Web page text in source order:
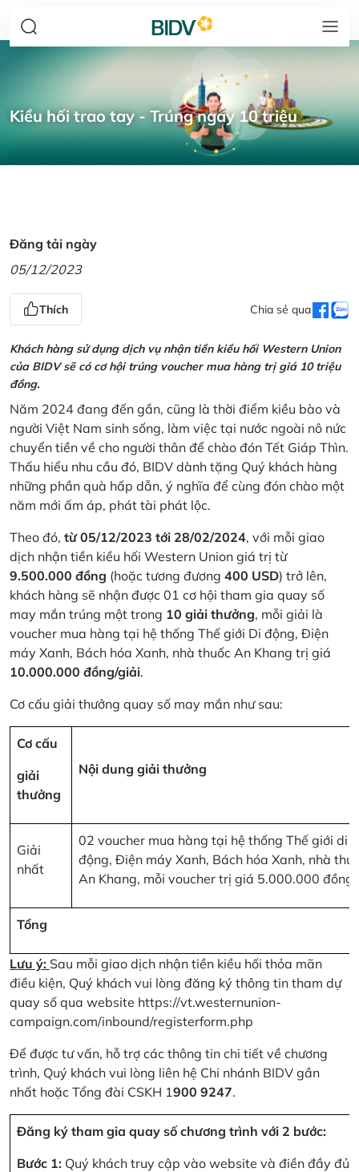
Kiều hối trao tay - Trúng ngay 10 triệu
Đăng tải ngày
05/12/2023
Thích Chia sẻ qua
Khách hàng sử dụng dịch vụ nhận tiền kiều hối Western Union
của BIDV sẽ có cơ hội trúng voucher mua hàng trị giá 10 triệu
đồng.
Năm 2024 đang đến gần, cũng là thời điểm kiều bào và
người Việt Nam sinh sống, làm việc tại nước ngoài nô nức
chuyển tiền về cho người thân để chào đón Tết Giáp Thìn.
Thấu hiểu nhu cầu đó, BIDV dành tặng Quý khách hàng
những phần quà hấp dẫn, ý nghĩa để cùng đón chào một
năm mới ấm áp, phát tài phát lộc.
Theo đó, từ 05/12/2023 tới 28/02/2024, với mỗi giao
dịch nhận tiền kiều hối Western Union giá trị từ
9.500.000 đồng (hoặc tương đương 400 USD) trở lên,
khách hàng sẽ nhận được 01 cơ hội tham gia quay số
may mắn trúng một trong 10 giải thưởng, mỗi giải là
voucher mua hàng tại hệ thống Thế giới Di động, Điện
máy Xanh, Bách hóa Xanh, nhà thuốc An Khang trị giá
10.000.000 đồng/giải.
Cơ cấu giải thưởng quay số may mắn như sau:
Cơ cấu
giải
thưởng
Nội dung giải thưởng
Giải
nhất
02 voucher mua hàng tại hệ thống Thế giới di
động, Điện máy Xanh, Bách hóa Xanh, nhà
An Khang, mỗi voucher trị giá 5.000.000 đồng
Tổng
Lưu ý: Sau mỗi giao dịch nhận tiền kiều hối thỏa mãn
điều kiện, Quý khách vui lòng đăng ký thông tin tham dự
quay số qua website https://vt.westernunion-
campaign.com/inbound/registerform.php
Để được tư vấn, hỗ trợ các thông tin chi tiết về chương
trình, Quý khách vui lòng liên hệ Chi nhánh BIDV gần
nhất hoặc Tổng đài CSKH 1900 9247.
Đăng ký tham gia quay số chương trình với 2 bước:
Bước 1: Quý khách truy cập vào website và điền đầy đủ